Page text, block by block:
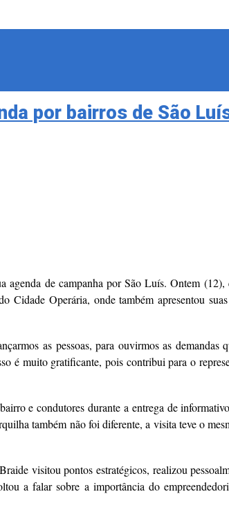
por bairros de São
de campanha por São Luís. Ontem
Operária, onde também apresentou
as pessoas, para ouvirmos as
é muito gratificante, pois contribui para o
e condutores durante a entrega de
também não foi diferente, a visita teve o
visitou pontos estratégicos, realizou
a falar sobre a importância do